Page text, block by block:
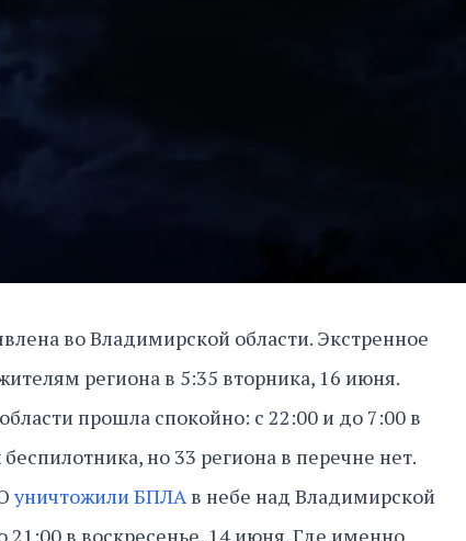
во Владимирской области. Экстренное
региона в 5:35 вторника, 16 июня.
прошла спокойно: с 22:00 и до 7:00 в
но 33 региона в перечне нет.
уничтожили БПЛА в небе над Владимирской
21:00 в воскресенье, 14 июня. Где именно